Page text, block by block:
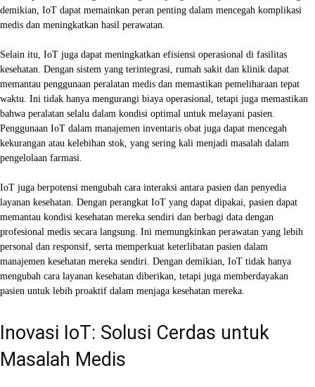
demikian, IoT dapat memainkan peran penting dalam mencegah komplikasi
medis dan meningkatkan hasil perawatan.
Selain itu, IoT juga dapat meningkatkan efisiensi operasional di fasilitas
kesehatan. Dengan sistem yang terintegrasi, rumah sakit dan klinik dapat
memantau penggunaan peralatan medis dan memastikan pemeliharaan tepat
waktu. Ini tidak hanya mengurangi biaya operasional, tetapi juga memastikan
bahwa peralatan selalu dalam kondisi optimal untuk melayani pasien.
Penggunaan IoT dalam manajemen inventaris obat juga dapat mencegah
kekurangan atau kelebihan stok, yang sering kali menjadi masalah dalam
pengelolaan farmasi.
IoT juga berpotensi mengubah cara interaksi antara pasien dan penyedia
layanan kesehatan. Dengan perangkat IoT yang dapat dipakai, pasien dapat
memantau kondisi kesehatan mereka sendiri dan berbagi data dengan
profesional medis secara langsung. Ini memungkinkan perawatan yang lebih
personal dan responsif, serta memperkuat keterlibatan pasien dalam
manajemen kesehatan mereka sendiri. Dengan demikian, IoT tidak hanya
mengubah cara layanan kesehatan diberikan, tetapi juga memberdayakan
pasien untuk lebih proaktif dalam menjaga kesehatan mereka.
Inovasi IoT: Solusi Cerdas untuk
Masalah Medis